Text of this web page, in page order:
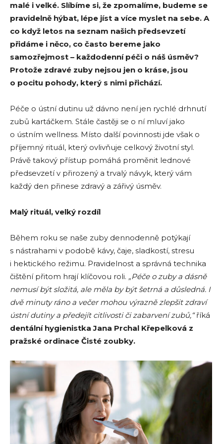
malé i velké. Slíbíme si, že zpomalíme, budeme se
pravidelně hýbat, lépe jíst a více myslet na sebe. A
co když letos na seznam našich předsevzetí
přidáme i něco, co často bereme jako
samozřejmost – každodenní péči o náš úsměv?
Protože zdravé zuby nejsou jen o kráse, jsou
o pocitu pohody, který s nimi přichází.
Péče o ústní dutinu už dávno není jen rychlé drhnutí
zubů kartáčkem. Stále častěji se o ní mluví jako
o ústním wellness. Místo další povinnosti jde však o
příjemný rituál, který ovlivňuje celkový životní styl.
Právě takový přístup pomáhá proměnit lednové
předsevzetí v přirozený a trvalý návyk, který vám
každý den přinese zdravý a zářivý úsměv.
Malý rituál, velký rozdíl
Během roku se naše zuby dennodenně potýkají
s nástrahami v podobě kávy, čaje, sladkostí, stresu
i hektického režimu. Pravidelnost a správná technika
čištění přitom hrají klíčovou roli. „Péče o zuby a dásně
nemusí být složitá, ale měla by být šetrná a důsledná. I
dvě minuty ráno a večer mohou výrazně zlepšit zdraví
ústní dutiny a předejít citlivosti či zabarvení zubů,“říká
dentální hygienistka Jana Prchal Křepelková z
pražské ordinace Čisté zoubky.